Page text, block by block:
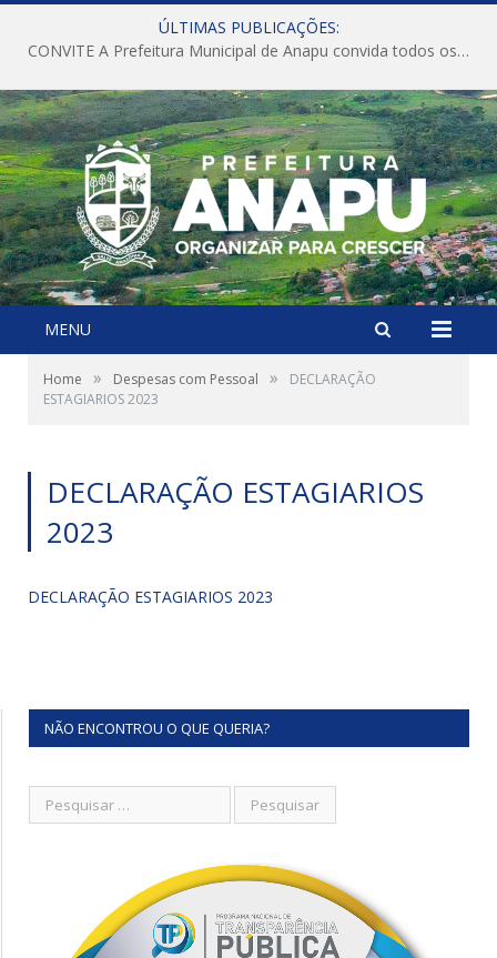
ÚLTIMAS PUBLICAÇÕES:
CONVITE A Prefeitura Municipal de Anapu convida todos os servidores públicos municipais para participarem da Audiência Pública de discussão da Lei de Diretrizes Orçamentárias (LDO), importante instrumento de planejamento das ações e investimentos da Administração Pública para o próximo exercício financeiro.
MENU
Home » Despesas com Pessoal »
DECLARAÇÃO
ESTAGIARIOS 2023
DECLARAÇÃO ESTAGIARIOS
2023
DECLARAÇÃO ESTAGIARIOS 2023
NÃO ENCONTROU O QUE QUERIA?